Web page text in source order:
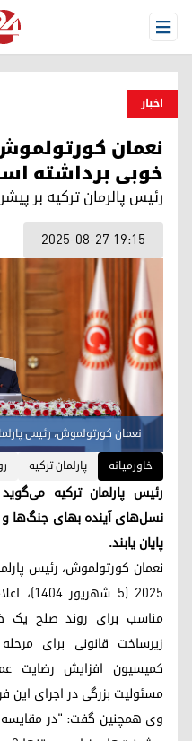
Open Menu
اخبار
نعمان
خوبی برداشته
رئیس پالرمان ترکیە بر
2025-08-27 19:15
نعمان کورتولموش، رئیس
خاورمیانه
پارلمان ترکیه
رئیس پارلمان ترکیه
نسل‌های آینده بهای جنگ‌ها و
پایان یابند.
۲۰۲۵ (۵
مناسب برای روند صلح یک
زیرساخت قانونی برای
کمیسیون افزایش رضایت
مسئولیت بزرگی در اجرای این
وی همچنین گفت: "در مقایسه